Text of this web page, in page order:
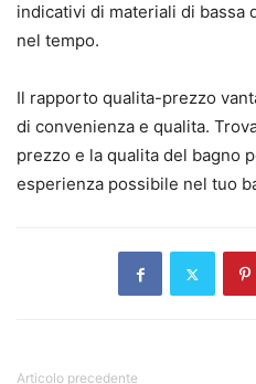
indicativi di materiali di bassa
nel tempo.
Il rapporto qualita-prezzo
di convenienza e qualita.
prezzo e la qualita del bagno
esperienza possibile nel tuo
Articolo precedente